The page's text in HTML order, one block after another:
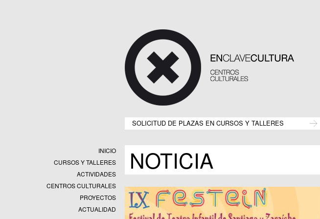
SOLICITUD DE PLAZAS EN CURSOS Y TALLERES
INICIO
CURSOS Y TALLERES
ACTIVIDADES
CENTROS CULTURALES
Equipamientos
PROYECTOS
Exposiciones
ACTUALIDAD
NOTICIA